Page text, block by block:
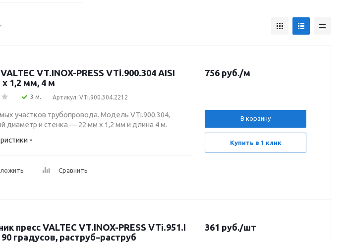
VT.INOX-PRESS VTi.900.304 AISI
x 1,2 мм, 4 м
3 м. Артикул: VTi.900.304.2212
участков трубопровода. Модель VTi.900.304,
диаметр и стенка — 22 мм x 1,2 мм и длина 4 м.
Сравнить
756 руб./м
В корзину
Купить в 1 клик
пресс VALTEC VT.INOX-PRESS VTi.951.I
градусов, раструб–раструб
361 руб./шт